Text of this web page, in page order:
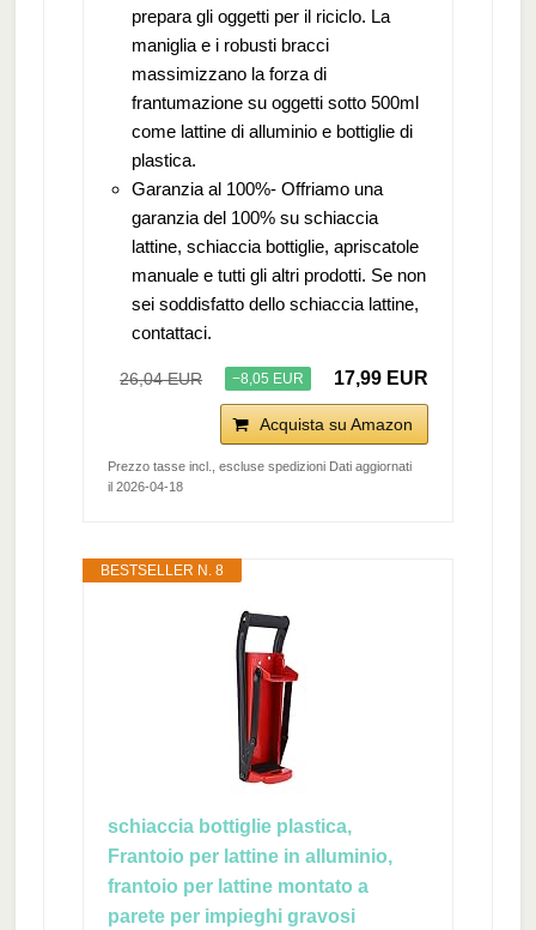
prepara gli oggetti per il riciclo. La
maniglia e i robusti bracci
massimizzano la forza di
frantumazione su oggetti sotto 500ml
come lattine di alluminio e bottiglie di
plastica.
Garanzia al 100%- Offriamo una
garanzia del 100% su schiaccia
lattine, schiaccia bottiglie, apriscatole
manuale e tutti gli altri prodotti. Se non
sei soddisfatto dello schiaccia lattine,
contattaci.
26,04 EUR −8,05 EUR 17,99 EUR
Acquista su Amazon
Prezzo tasse incl., escluse spedizioni Dati aggiornati
il 2026-04-18
BESTSELLER N. 8
schiaccia bottiglie plastica,
Frantoio per lattine in alluminio,
frantoio per lattine montato a
parete per impieghi gravosi